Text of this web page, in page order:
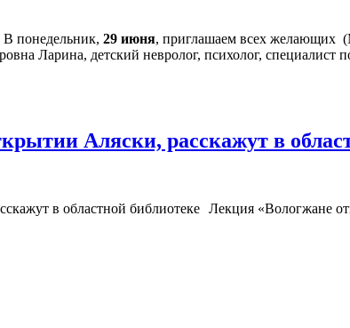
В понедельник, 29 июня, приглашаем всех желающих
Ларина, детский невролог, психолог, специалист
Аляски, расскажут в
Лекция «Вологжане